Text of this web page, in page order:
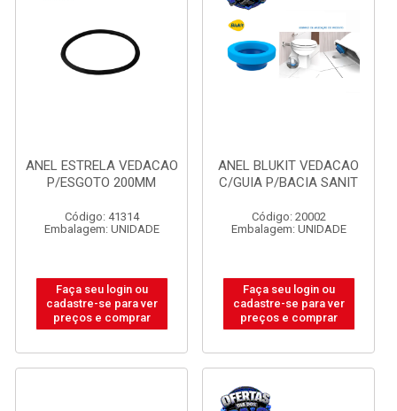
ANEL ESTRELA VEDACAO
P/ESGOTO 200MM
Código: 41314
Embalagem: UNIDADE
Faça seu login ou
cadastre-se para ver
preços e comprar
ANEL BLUKIT VEDACAO
C/GUIA P/BACIA SANIT
Código: 20002
Embalagem: UNIDADE
Faça seu login ou
cadastre-se para ver
preços e comprar